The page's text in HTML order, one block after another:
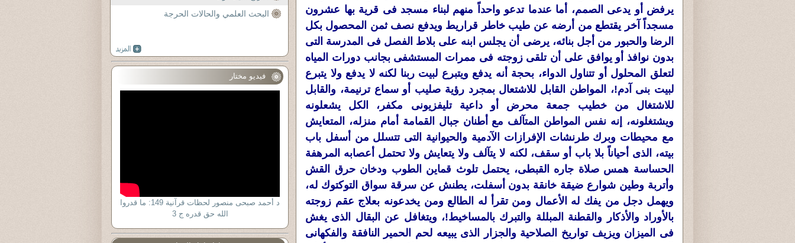
يرفض أو يدعى الصمم، أما عندما تدعو واحداً منهم لبناء مسجد فى قرية بها عشرون
مسجداً آخر يقتطع من أرضه عن طيب خاطر قراريط ويدفع نصف ثمن المحصول بكل
الرضا والحبور من أجل بنائه، يرضى أن يجلس ابنه على بلاط الفصل فى المدرسة التى
بدون نوافذ أو يوافق على أن تلقى زوجته فى ممرات المستشفى بجانب دورات المياه
لتعلق المحلول أو تتناول الدواء، بحجة أنه يدفع ويتبرع لبيت ربنا لكنه لا يدفع ولا يتبرع
لبيت بنى آدم!، المواطن القابل للاشتعال بمجرد رؤية صليب أو سماع ترنيمة، والقابل
للاشتغال من خطيب جمعة محرض أو داعية تليفزيونى مكفر، الكل يشعلونه
ويشتغلونه، إنه نفس المواطن المتآلف مع أطنان جبال القمامة أمام منزله، المتعايش
مع محيطات وبرك طرنشات الإفرازات الآدمية والحيوانية التى تتسلل من أسفل باب
بيته، الذى أحياناً بلا باب أو سقف، لكنه لا يتآلف ولا يتعايش ولا تحتمل أعصابه المرهفة
الحساسة همس صلاة جاره القبطى، يحتمل تلوث قماين الطوب ودخان حرق القش
وأتربة وطين شوارع ضيقة خانقة بدون أسفلت، يطنش عن سرقة سواق التوكتوك له،
ويهمل دجل من يفك له الأعمال ومن تقرأ له الطالع ومن يخدعونه بعلاج عقم زوجته
بالأوراد والأذكار والقطنة المبللة والتبرك بالمساخيط!، ويتغافل عن البقال الذى يغش
فى الميزان ويزيف تواريخ الصلاحية والجزار الذى يبيعه لحم الحمير النافقة والفكهانى
البحث العلمي والحالات الحرجة
فيديو مختار
د أحمد صبحى منصور لحظات قرآنية 149: ما قدروا
الله حق قدره ج 3